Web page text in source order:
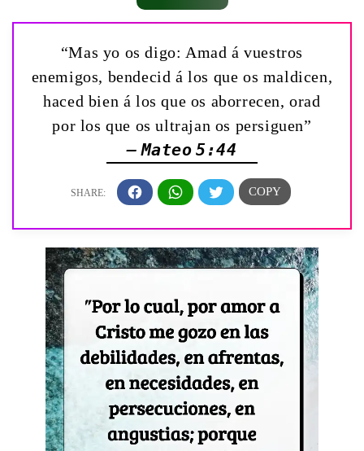
“Mas yo os digo: Amad á vuestros
enemigos, bendecid á los que os maldicen,
haced bien á los que os aborrecen, orad
por los que os ultrajan os persiguen”
— Mateo 5:44